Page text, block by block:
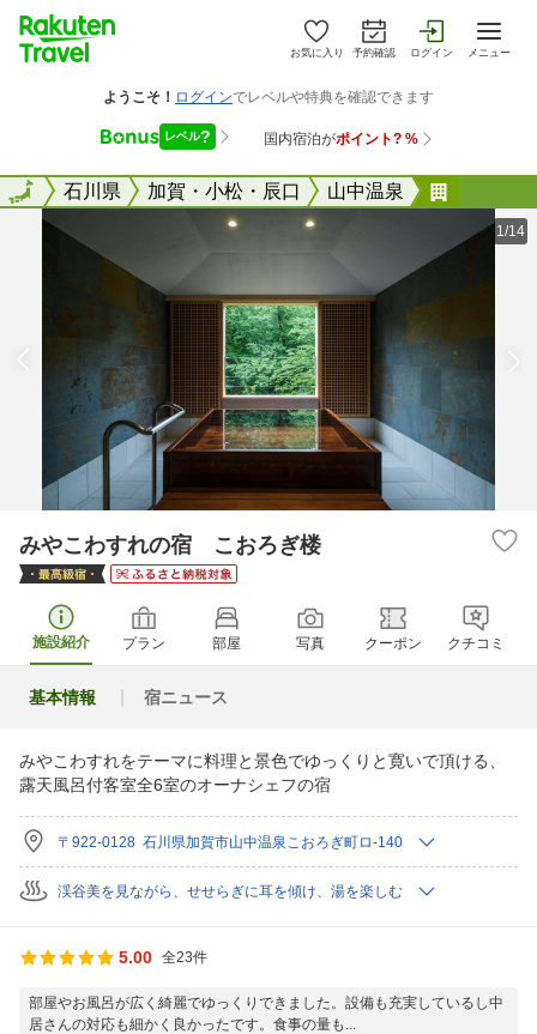
お気に入り 予約確認 ログイン メニュー
全国石川県 加賀・小松・辰口 山中温泉
全国
1/14
みやこわすれの宿 こおろぎ楼
施設紹介 プラン 部屋 写真 クーポン クチコミ
基本情報 宿ニュース
みやこわすれをテーマに料理と景色でゆっくりと寛いで頂ける、
露天風呂付客室全6室のオーナシェフの宿
〒922-0128 石川県加賀市山中温泉こおろぎ町ロ-140
渓谷美を見ながら、せせらぎに耳を傾け、湯を楽しむ
5.00 全23件
部屋やお風呂が広く綺麗でゆっくりできました。設備も充実しているし中
居さんの対応も細かく良かったです。食事の量も...